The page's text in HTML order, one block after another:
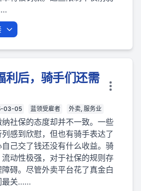
利后，骑手们还需
03-05 蓝领受雇者 外卖, 服务业
社保的态度却并不一致。一些
感到欣慰，但也有骑手表达了
己交了钱还没有什么收益。骑
动性极强，对于社保的规则存
碍。尽管外卖平台花了真金白
最关……